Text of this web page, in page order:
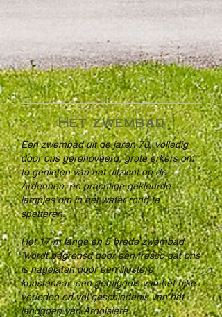
Het zwembad
Een zwembad uit de jaren 70, volledig
door ons gerenoveerd, grote erkers om
te genieten van het uitzicht op de
Ardennen, en prachtige gekleurde
lampjes om in het water rond te
spetteren.
Het 17 m lange en 5 brede zwembad
wordt begrensd door een fresco dat ons
is nagelaten door een illustere
kunstenaar, een getuigenis van het rijke
verleden en vol geschiedenis van het
landgoed van Ardoisière.